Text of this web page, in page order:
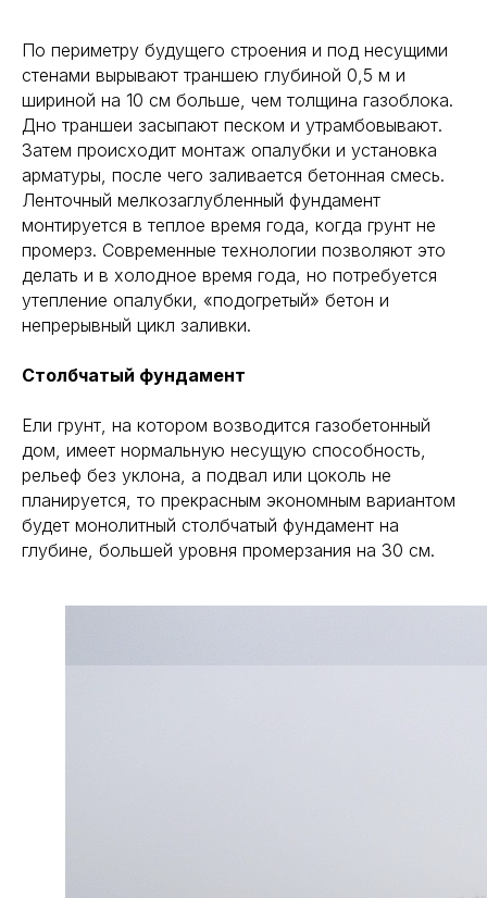
По периметру будущего строения и под несущими
стенами вырывают траншею глубиной 0,5 м и
шириной на 10 см больше, чем толщина газоблока.
Дно траншеи засыпают песком и утрамбовывают.
Затем происходит монтаж опалубки и установка
арматуры, после чего заливается бетонная смесь.
Ленточный мелкозаглубленный фундамент
монтируется в теплое время года, когда грунт не
промерз. Современные технологии позволяют это
делать и в холодное время года, но потребуется
утепление опалубки, «подогретый» бетон и
непрерывный цикл заливки.
Столбчатый фундамент
Ели грунт, на котором возводится газобетонный
дом, имеет нормальную несущую способность,
рельеф без уклона, а подвал или цоколь не
планируется, то прекрасным экономным вариантом
будет монолитный столбчатый фундамент на
глубине, большей уровня промерзания на 30 см.